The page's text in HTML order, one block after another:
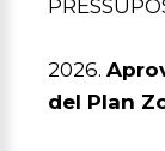
2026.
del Plan